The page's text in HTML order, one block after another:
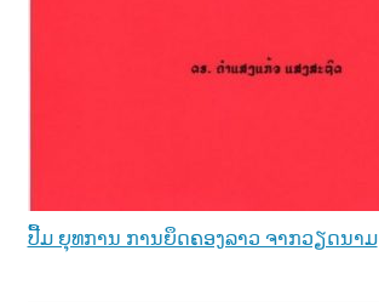
ປື້ມ ຍຸທການ ການຍຶດຄອງລາວ ຈາກວຽດນາມ